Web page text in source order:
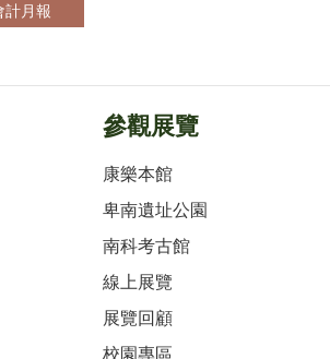
計月報
參觀展覽
康樂本館
卑南遺址公園
南科考古館
線上展覽
展覽回顧
校園專區